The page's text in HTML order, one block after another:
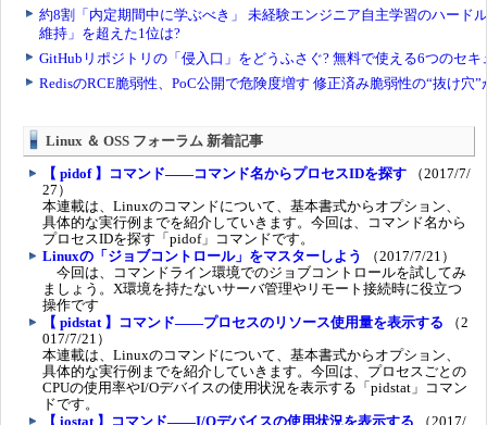
Linux ＆ OSS フォーラム 新着記事
【 pidof 】コマンド――コマンド名からプロセスIDを探す （2017/7/
27）
本連載は、Linuxのコマンドについて、基本書式からオプション、
具体的な実行例までを紹介していきます。今回は、コマンド名から
プロセスIDを探す「pidof」コマンドです。
Linuxの「ジョブコントロール」をマスターしよう
（2017/7/21）
今回は、コマンドライン環境でのジョブコントロールを試してみ
ましょう。X環境を持たないサーバ管理やリモート接続時に役立つ
操作です
【 pidstat 】コマンド――プロセスのリソース使用量を表示する （2
017/7/21）
本連載は、Linuxのコマンドについて、基本書式からオプション、
具体的な実行例までを紹介していきます。今回は、プロセスごとの
CPUの使用率やI/Oデバイスの使用状況を表示する「pidstat」コマン
ドです。
【 iostat 】コマンド――I/Oデバイスの使用状況を表示する （2017/